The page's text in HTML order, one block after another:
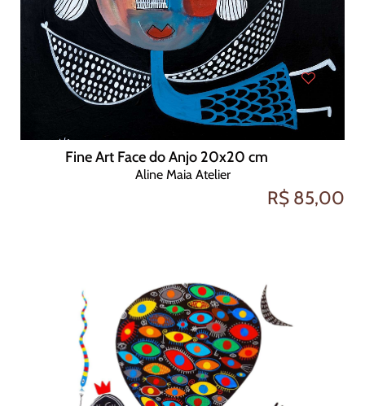
Fine Art Face do Anjo 20x20 cm
Aline Maia Atelier
R$ 85,00